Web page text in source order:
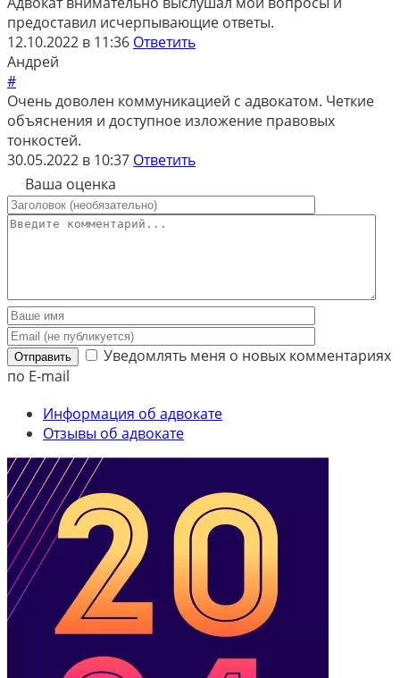
предоставил исчерпывающие ответы.
12.10.2022 в 11:36 Ответить
Андрей
#
Очень доволен коммуникацией с адвокатом. Четкие
объяснения и доступное изложение правовых
тонкостей.
30.05.2022 в 10:37 Ответить
Ваша оценка
Отправить
Уведомлять меня о новых комментариях
по E-mail
Информация об адвокате
Отзывы об адвокате